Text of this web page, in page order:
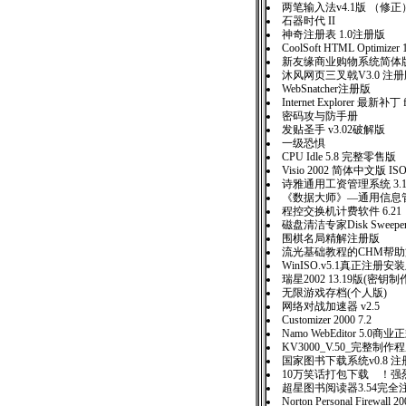
两笔输入法v4.1版 （修正
石器时代 II
神奇注册表 1.0注册版
CoolSoft HTML Optimizer
新友缘商业购物系统简
沐风网页三叉戟V3.0 注
WebSnatcher注册版
Internet Explorer 最新补丁
密码攻与防手册
发贴圣手 v3.02破解版
一级恐惧
CPU Idle 5.8 完整零售版
Visio 2002 简体中文版 ISO
诗雅通用工资管理系统 3.1
《数据大师》—通用信息
程控交换机计费软件 6.21
磁盘清洁专家Disk
围棋名局精解注册版
流光基础教程的CHM帮
WinISO.v5.1真正注册安
瑞星2002 13.19版(密钥制
无限游戏存档(个人版)
网络对战加速器 v2.5
Customizer 2000 7.2
Namo WebEditor 5.0商业
KV3000_V.50_完整制
国家图书下载系统v0.8 注
10万笑话打包下载 ！强
超星图书阅读器3.54完全
Norton Personal Firewall